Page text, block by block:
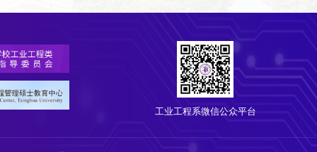
工业工程系微信公众平台